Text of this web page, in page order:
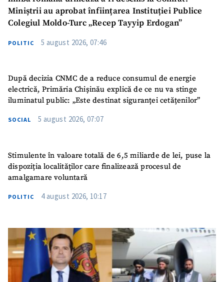
Miniștrii au aprobat înființarea Instituției Publice
Colegiul Moldo-Turc „Recep Tayyip Erdogan”
POLITIC 5 august 2026, 07:46
După decizia CNMC de a reduce consumul de energie
electrică, Primăria Chișinău explică de ce nu va stinge
iluminatul public: „Este destinat siguranței cetățenilor”
SOCIAL 5 august 2026, 07:07
Stimulente în valoare totală de 6,5 miliarde de lei, puse la
dispoziția localităților care finalizează procesul de
amalgamare voluntară
POLITIC 4 august 2026, 10:17